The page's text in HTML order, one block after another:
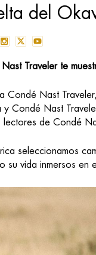
del
Traveler te
Condé Nast
y Condé Nast
lectores de Condé
seleccionamos
su vida inmersos en